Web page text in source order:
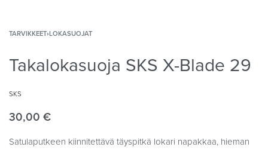
TARVIKKEET›LOKASUOJAT
Takalokasuoja SKS X-Blade 29
SKS
30,00 €
Satulaputkeen kiinnitettävä täyspitkä lokari napakkaa, hieman